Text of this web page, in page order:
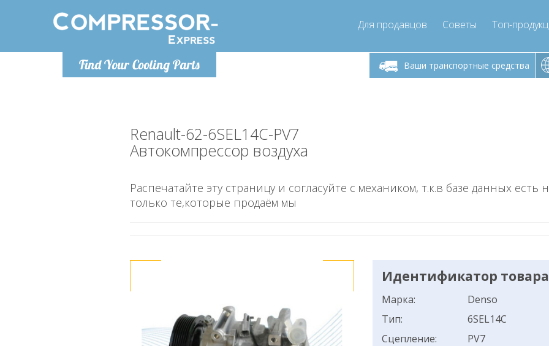
Find Your Cooling Parts
Для продавцов Советы Топ-
Ваши транспортные средства
Понедельник-пятница 9:00Понедельник-пятница 9:00
- 17
info@compressor-express.ru
Renault-62-6SEL14C-PV7
Автокомпрессор воздуха
Распечатайте эту страницу и согласуйте с механиком, т.к.в базе данных есть
только те,которые продаём мы
Идентификатор
Марка:
Denso
Тип:
6SEL14C
Сцепление:
PV7